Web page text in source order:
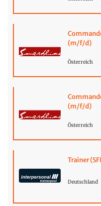
(m/f/d)
Österreich
(m/f/d)
Österreich
Trainer
Deutschland